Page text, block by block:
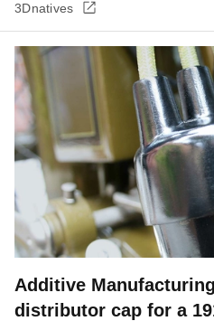
3Dnatives
Additive
distributor cap for a